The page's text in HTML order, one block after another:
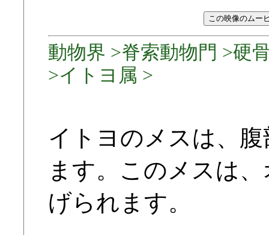
動物界 >脊索動物門 >硬
>イトヨ属 >
イトヨのメスは、
ます。このメスは
げられます。